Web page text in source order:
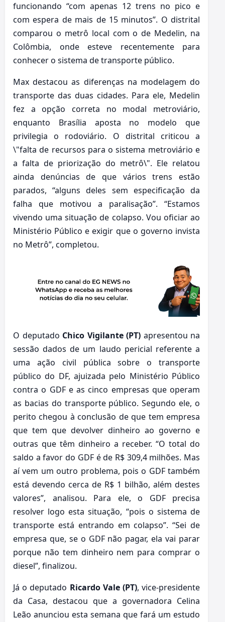
funcionando “com apenas 12 trens no pico e
com espera de mais de 15 minutos”. O distrital
comparou o metrô local com o de Medelin, na
Colômbia, onde esteve recentemente para
conhecer o sistema de transporte público.
Max destacou as diferenças na modelagem do
transporte das duas cidades. Para ele, Medelin
fez a opção correta no modal metroviário,
enquanto Brasília aposta no modelo que
privilegia o rodoviário. O distrital criticou a
\"falta de recursos para o sistema metroviário e
a falta de priorização do metrô\". Ele relatou
ainda denúncias de que vários trens estão
parados, “alguns deles sem especificação da
falha que motivou a paralisação”. “Estamos
vivendo uma situação de colapso. Vou oficiar ao
Ministério Público e exigir que o governo invista
no Metrô”, completou.
O deputado Chico Vigilante (PT) apresentou na
sessão dados de um laudo pericial referente a
uma ação civil pública sobre o transporte
público do DF, ajuizada pelo Ministério Público
contra o GDF e as cinco empresas que operam
as bacias do transporte público. Segundo ele, o
perito chegou à conclusão de que tem empresa
que tem que devolver dinheiro ao governo e
outras que têm dinheiro a receber. “O total do
saldo a favor do GDF é de R$ 309,4 milhões. Mas
aí vem um outro problema, pois o GDF também
está devendo cerca de R$ 1 bilhão, além destes
valores”, analisou. Para ele, o GDF precisa
resolver logo esta situação, “pois o sistema de
transporte está entrando em colapso”. “Sei de
empresa que, se o GDF não pagar, ela vai parar
porque não tem dinheiro nem para comprar o
diesel”, finalizou.
Já o deputado Ricardo Vale (PT), vice-presidente
da Casa, destacou que a governadora Celina
Leão anunciou esta semana que fará um estudo